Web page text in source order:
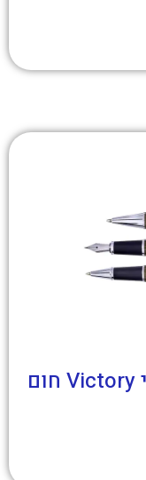
עט X-PEN מסדרת ויקטורי Victory חום